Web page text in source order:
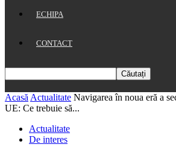
ECHIPA
CONTACT
Acasă Actualitate Navigarea în noua eră a
UE: Ce trebuie să...
Actualitate
De interes